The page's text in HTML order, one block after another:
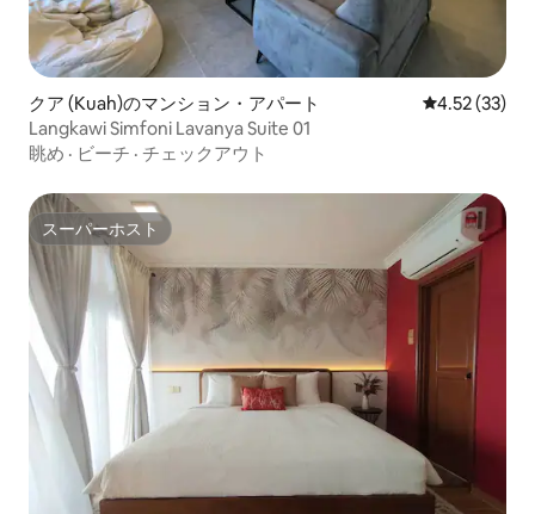
クア (Kuah)のマンション・アパート レビュー33
4.52 (33)
Langkawi Simfoni Lavanya Suite 01
眺め · ビーチ · チェックアウト
スーパーホスト
スーパーホスト